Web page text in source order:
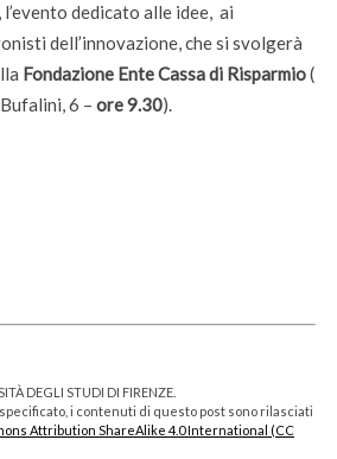
dedicato alle idee, ai
dell’innovazione, che si svolgerà
Fondazione Ente Cassa di Risparmio(
6 – ore 9.30).
DEGLI STUDI DI FIRENZE.
i contenuti di questo post sono rilasciati
Attribution ShareAlike 4.0 International (CC